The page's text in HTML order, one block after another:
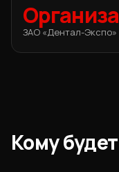
ЗАО «Дентал-Экспо»
Кому